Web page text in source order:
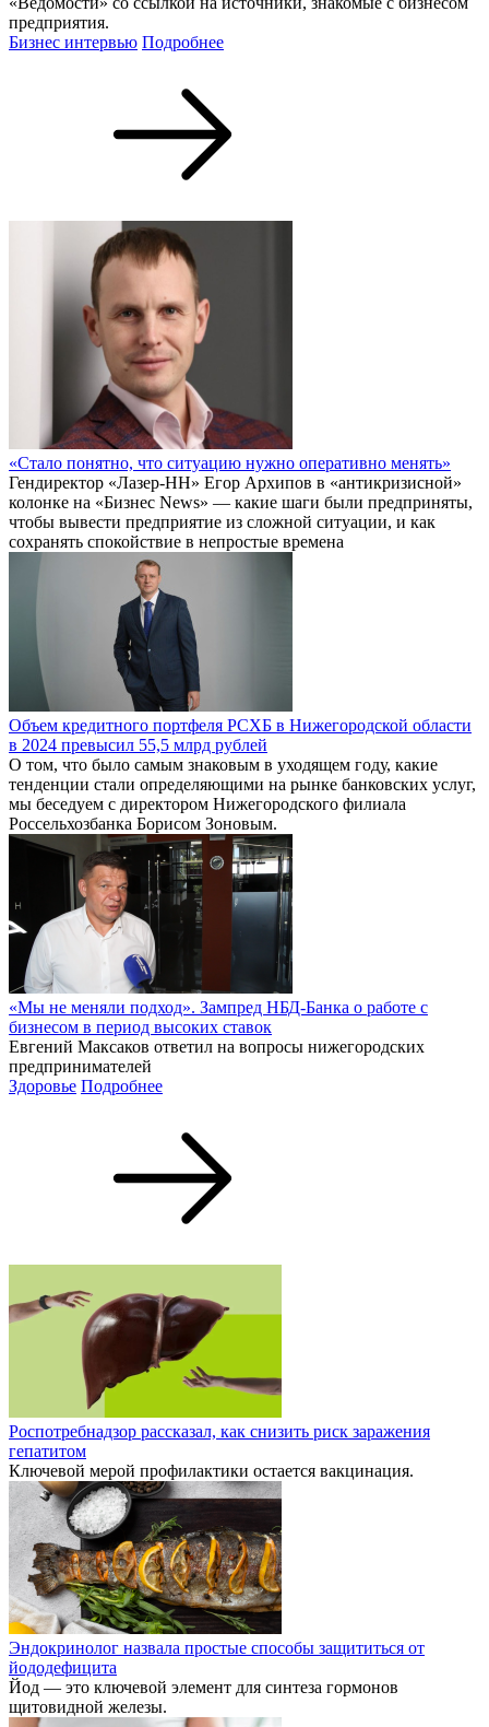
предприятия.
Бизнес интервью Подробнее
«Стало понятно, что ситуацию нужно оперативно менять»
Гендиректор «Лазер-НН» Егор Архипов в «антикризисной»
колонке на «Бизнес News» — какие шаги были предприняты,
чтобы вывести предприятие из сложной ситуации, и как
сохранять спокойствие в непростые времена
Объем кредитного портфеля РСХБ в Нижегородской области
в 2024 превысил 55,5 млрд рублей
О том, что было самым знаковым в уходящем году, какие
тенденции стали определяющими на рынке банковских услуг,
мы беседуем с директором Нижегородского филиала
Россельхозбанка Борисом Зоновым.
«Мы не меняли подход». Зампред НБД-Банка о работе с
бизнесом в период высоких ставок
Евгений Максаков ответил на вопросы нижегородских
предпринимателей
Здоровье Подробнее
Роспотребнадзор рассказал, как снизить риск заражения
гепатитом
Ключевой мерой профилактики остается вакцинация.
Эндокринолог назвала простые способы защититься от
йододефицита
Йод — это ключевой элемент для синтеза гормонов
щитовидной железы.